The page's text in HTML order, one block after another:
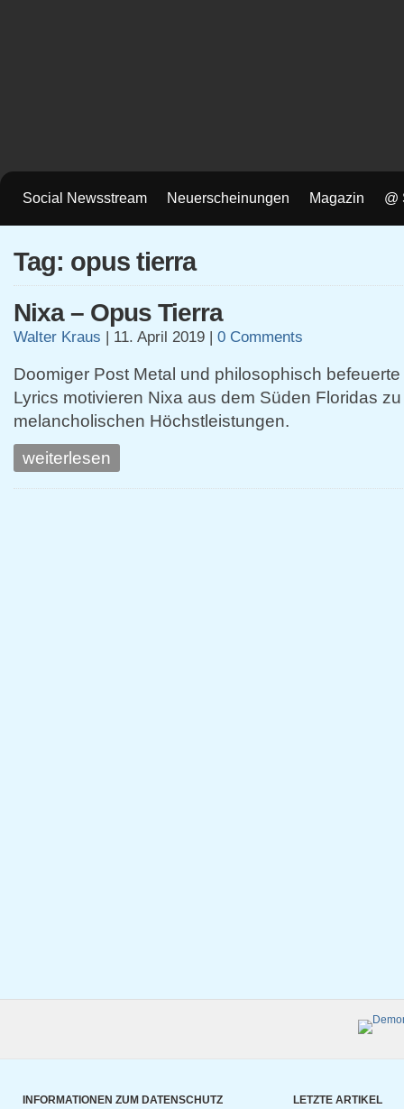
Social Newsstream Neuerscheinungen Magazin @
Tag: opus tierra
Nixa – Opus Tierra
Walter Kraus | 11. April 2019 | 0 Comments
Doomiger Post Metal und philosophisch befeuerte
Lyrics motivieren Nixa aus dem Süden Floridas
melancholischen Höchstleistungen.
weiterlesen
INFORMATIONEN ZUM DATENSCHUTZ LETZTE ARTIKEL